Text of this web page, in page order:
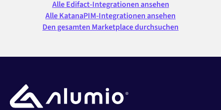
Alle Edifact-Integrationen ansehen
Alle KatanaPIM-Integrationen ansehen
Den gesamten Marketplace durchsuchen